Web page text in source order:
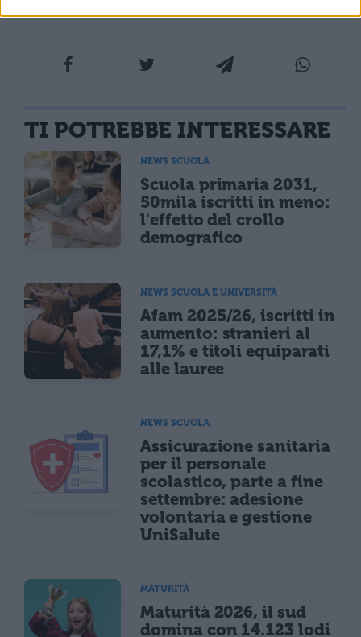
TI POTREBBE INTERESSARE
NEWS SCUOLA
Scuola primaria 2031,
50mila iscritti in meno:
l'effetto del crollo
demografico
NEWS SCUOLA E UNIVERSITÀ
Afam 2025/26, iscritti in
aumento: stranieri al
17,1% e titoli equiparati
alle lauree
NEWS SCUOLA
Assicurazione sanitaria
per il personale
scolastico, parte a fine
settembre: adesione
volontaria e gestione
UniSalute
MATURITÀ
Maturità 2026, il sud
domina con 14.123 lodi